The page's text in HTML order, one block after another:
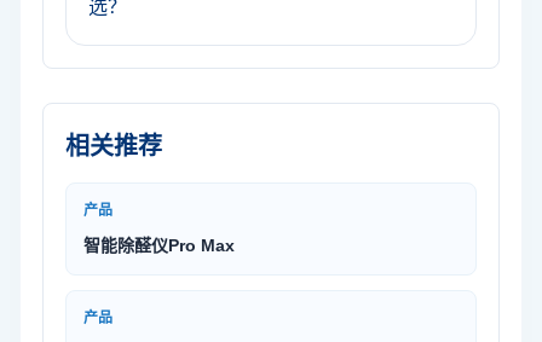
选？
相关推荐
产品
智能除醛仪Pro Max
产品